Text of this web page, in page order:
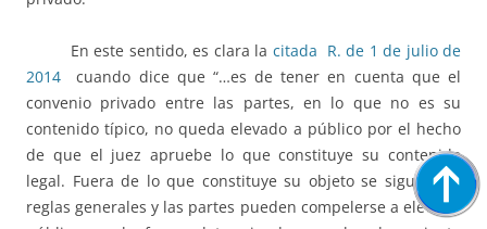
En este sentido, es clara la citada R. de 1 de julio de
2014
cuando dice que “…es de tener en cuenta que el
convenio privado entre las partes, en lo que no es su
contenido típico, no queda elevado a público por el hecho
de que el juez apruebe lo que constituye su contenido
legal. Fuera de lo que constituye su objeto se siguen las
reglas generales y las partes pueden compelerse a elevar a